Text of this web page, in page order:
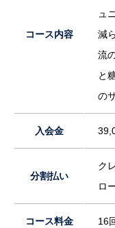
コース内容
ュ
減
流
と
の
入会金
分割払い
ク
ロ
コース料金 16